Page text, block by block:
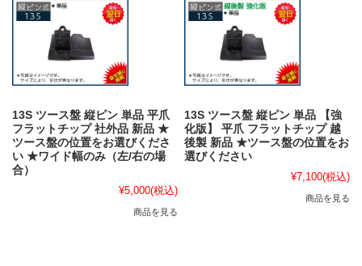
13S ツース盤 縦ピン 単品 平爪
フラットチップ 社外品 新品 ★
ツース盤の位置をお選びくださ
い ★ワイド幅のみ（左/右の場
合）
¥5,000(税込)
商品を見る
13S ツース盤 縦ピン 単品 【強
化版】 平爪 フラットチップ 越
後製 新品 ★ツース盤の位置をお
選びください
¥7,100(税込)
商品を見る